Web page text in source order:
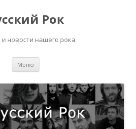
Рок
новости нашего рока
Меню